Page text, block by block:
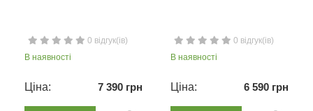
0 відгук(ів)
В наявності
Ціна: 7 390 грн
0 відгук(ів)
В наявності
Ціна: 6 590 грн